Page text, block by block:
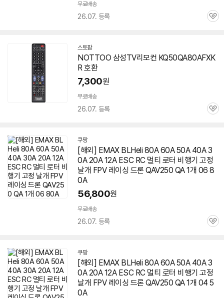
무료배송
26.07. 등록
관
스토팜네
버
이
NOTTOO 삼성TV리모컨 KQ50QA80AFXK
R 호환
7,300원
무료배송
26.07. 등록
관
쿠팡
[해외] EMAX BLHeli 80A 60A 50A 40A 3
0A 20A 12A ESC RC 멀티 로터 비행기 고정
날개 FPV 레이싱 드론 QAV250 QA 1개 06 8
0A
56,800원
무료배송
26.07. 등록
관
쿠팡
[해외] EMAX BLHeli 80A 60A 50A 40A 3
0A 20A 12A ESC RC 멀티 로터 비행기 고정
날개 FPV 레이싱 드론 QAV250 QA 1개 04 5
0A